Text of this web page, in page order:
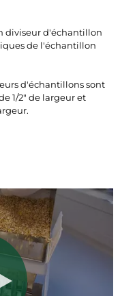
diviseur d'échantillon
de l'échantillon
d'échantillons sont
1/2" de largeur et